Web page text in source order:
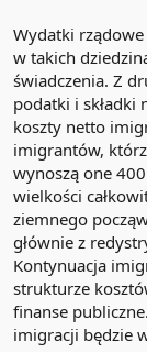
wieku, schorzeń
ryzyka, takie jak
są bardziej
Osoby młode
przechodzą
long Covid. Jest
przez tygodnie, a
Do najczęstszych
Utrata
Bóle mięśni
Trudności
Problemy
Depresja i
Wydatki
w takich
świadczenia. Z
podatki i składki
koszty netto
imigrantów,
wynoszą one
wielkości
ziemnego
głównie z
Kontynuacja
strukturze
finanse
imigracji będzie